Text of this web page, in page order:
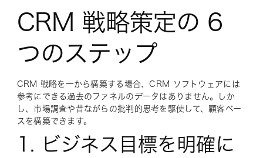
CRM 戦略策定の 6
つのステップ
CRM 戦略を一から構築する場合、CRM ソフトウェアには
参考にできる過去のファネルのデータはありません。しか
し、市場調査や昔ながらの批判的思考を駆使して、顧客ベー
スを構築できます。
1. ビジネス目標を明確に